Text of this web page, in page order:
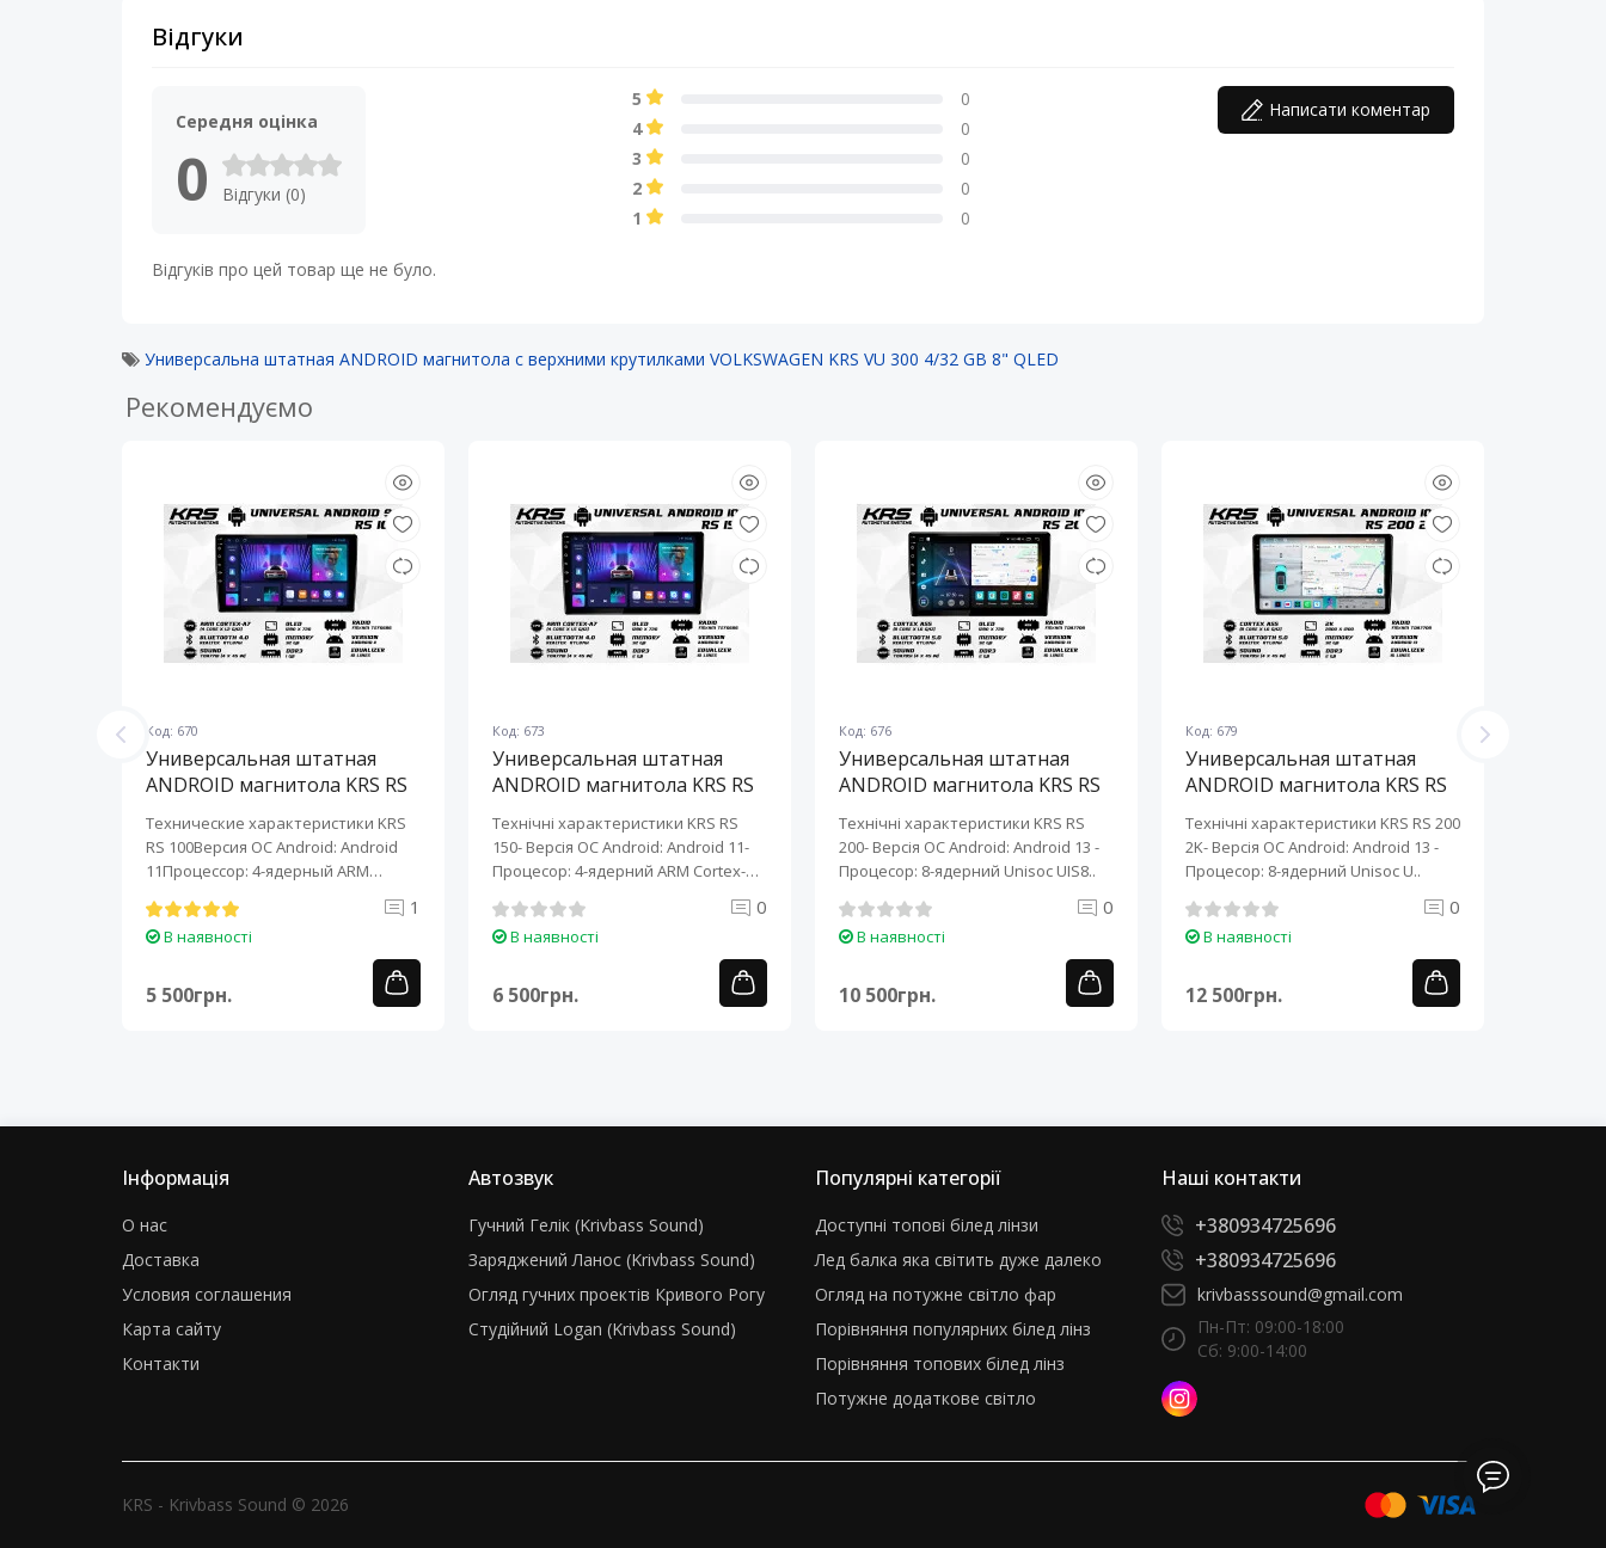
Відгуки
Середня оцінка
0 Відгуки (0)
5
0
4
0
3
0
2
0
1
0
Написати коментар
Відгуків про цей товар ще не було.
Универсальна штатная ANDROID магнитола с верхними крутилками VOLKSWAGEN KRS VU 300 4/32 GB 8" QLED
Рекомендуємо
Код: 670
Универсальная штатная
ANDROID магнитола KRS RS
Технические характеристики KRS
RS 100Версия ОС Android: Android
11Процессор: 4-ядерный ARM
1
В наявності
5 500грн.
Код: 673
Универсальная штатная
ANDROID магнитола KRS RS
Технічні характеристики KRS RS
150- Версія ОС Android: Android 11-
Процесор: 4-ядерний ARM Cortex-
0
В наявності
6 500грн.
Код: 676
Универсальная штатная
ANDROID магнитола KRS RS
Технічні характеристики KRS RS
200- Версія ОС Android: Android 13 ​-
Процесор: 8-ядерний Unisoc UIS8..
0
В наявності
10 500грн.
Код: 679
Универсальная штатная
ANDROID магнитола KRS RS
Технічні характеристики KRS RS 200
2K- Версія ОС Android: Android 13 ​-
Процесор: 8-ядерний Unisoc U..
0
В наявності
12 500грн.
Інформація
О нас
Доставка
Условия соглашения
Карта сайту
Контакти
Автозвук
Гучний Гелік (Krivbass Sound)
Заряджений Ланос (Krivbass Sound)
Огляд гучних проектів Кривого Рогу
Студійний Logan (Krivbass Sound)
Популярні категорії
Доступні топові білед лінзи
Лед балка яка світить дуже далеко
Огляд на потужне світло фар
Порівняння популярних білед лінз
Порівняння топових білед лінз
Потужне додаткове світло
Наші контакти
+380934725696
+380934725696
krivbasssound@gmail.com
Пн-Пт: 09:00-18:00
Сб: 9:00-14:00
KRS - Krivbass Sound © 2026